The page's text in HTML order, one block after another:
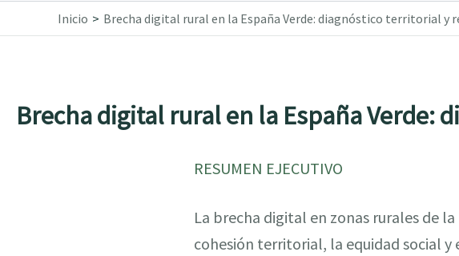
Inicio Brecha digital rural en la España Verde: diagnóstico territorial y
Brecha digital rural en la España
RESUMEN EJECUTIVO
La brecha digital en zonas rurales de la
cohesión territorial, la equidad social